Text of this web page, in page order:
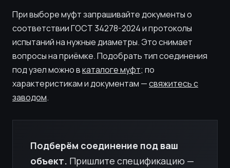
При выборе муфт запрашивайте документы о
соответствии ГОСТ 34278-2024 и протоколы
испытаний на нужные диаметры. Это снимает
вопросы на приёмке. Подобрать тип соединения
под узел можно вкаталоге муфт; по
характеристикам и документам —свяжитесь с
заводом.
Подберём соединение под ваш
объект. Пришлите спецификацию —